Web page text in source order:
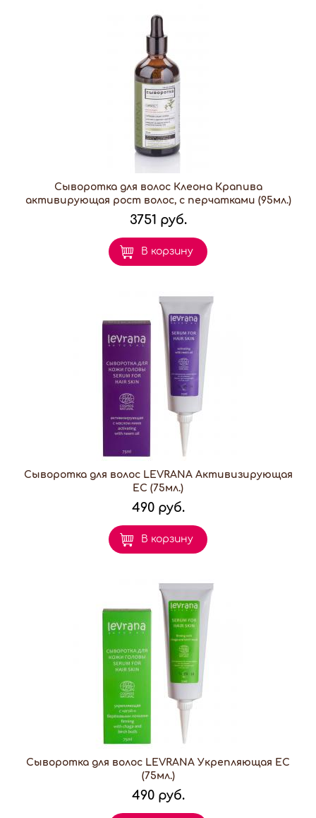
Сыворотка для волос Клеона Крапива
активирующая рост волос, с перчатками (95мл.)
3751 руб.
В корзину
Сыворотка для волос LEVRANA Активизирующая
EC (75мл.)
490 руб.
В корзину
Сыворотка для волос LEVRANA Укрепляющая EC
(75мл.)
490 руб.